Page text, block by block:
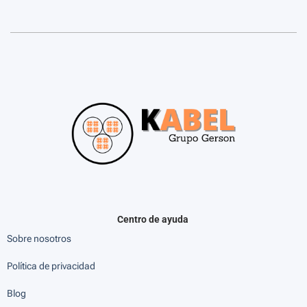
Centro de ayuda
Sobre nosotros
Política de privacidad
Blog